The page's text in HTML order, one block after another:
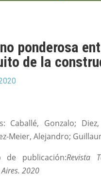
ponderosa
de la
Caballé, Gonzalo;
Meier, Alejandro;
de publicación:Revista
2020